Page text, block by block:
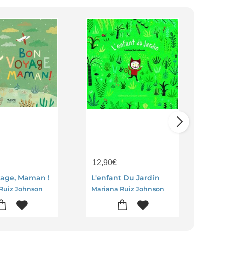
Maman !
Johnson
12,90€
L'enfant Du Jardin
Mariana Ruiz Johnson